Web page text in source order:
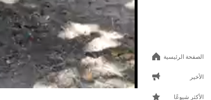
الصفحة الرئيسية
الأخير
الأكثر شيوعًا
144p
240p
360p
480p
720p